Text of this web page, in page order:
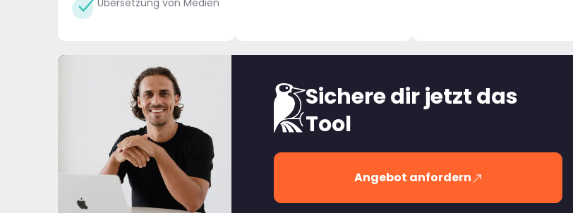
Übersetzung von Medien
Sichere dir jetzt das
Tool
Angebot anfordern